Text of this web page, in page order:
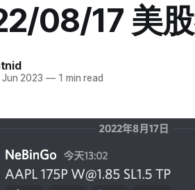
08/17 美
Jun 2023 —1 min read